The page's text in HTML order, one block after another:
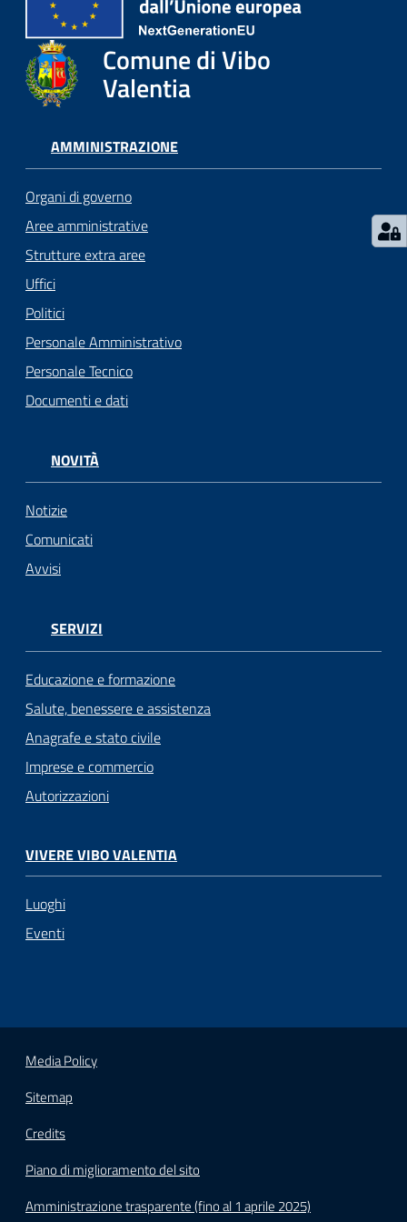
argomenti...
Seguici
Comune di Vibo
Valentia
AMMINISTRAZIONE
Organi di governo
Aree amministrative
Strutture extra aree
Uffici
Politici
Personale Amministrativo
Personale Tecnico
Documenti e dati
NOVITÀ
Notizie
Comunicati
Avvisi
SERVIZI
Educazione e formazione
Salute, benessere e assistenza
Anagrafe e stato civile
Imprese e commercio
Autorizzazioni
VIVERE VIBO VALENTIA
Luoghi
Eventi
Media Policy
Sitemap
Credits
Piano di miglioramento del sito
Amministrazione trasparente (fino al 1 aprile 2025)